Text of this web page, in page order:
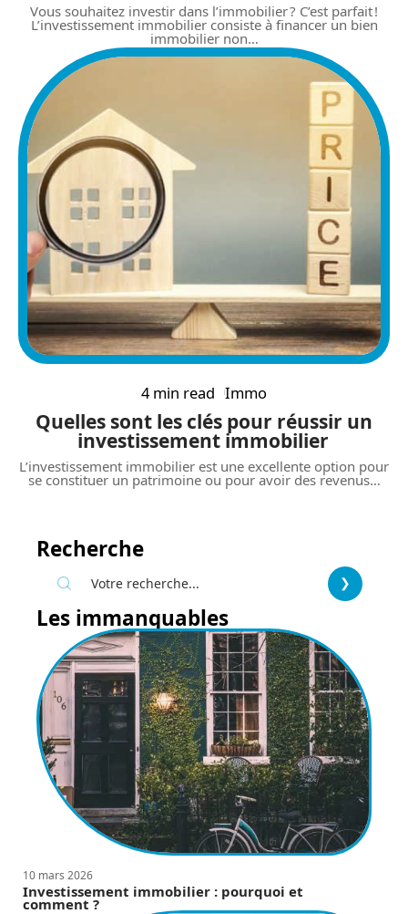
Vous souhaitez investir dans l’immobilier ? C’est parfait !
L’investissement immobilier consiste à financer un bien
immobilier non…
4 min read Immo
Quelles sont les clés pour réussir un
investissement immobilier
L’investissement immobilier est une excellente option pour
se constituer un patrimoine ou pour avoir des revenus…
Recherche
Les immanquables
10 mars 2026
Investissement immobilier : pourquoi et
comment ?